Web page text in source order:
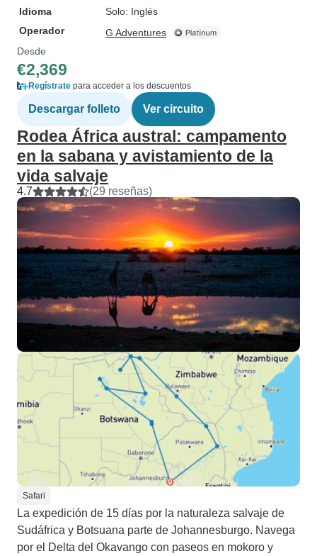
Idioma
Solo: Inglés
Operador
G Adventures
Desde
€2,369
Regístrate para acceder a los descuentos
Descargar folleto Ver circuito
Rodea África austral: campamento
en la sabana y avistamiento de la
vida salvaje
4.7 (29 reseñas)
Safari
La expedición de 15 días por la naturaleza salvaje de
Sudáfrica y Botsuana parte de Johannesburgo. Navega
por el Delta del Okavango con paseos en mokoro y